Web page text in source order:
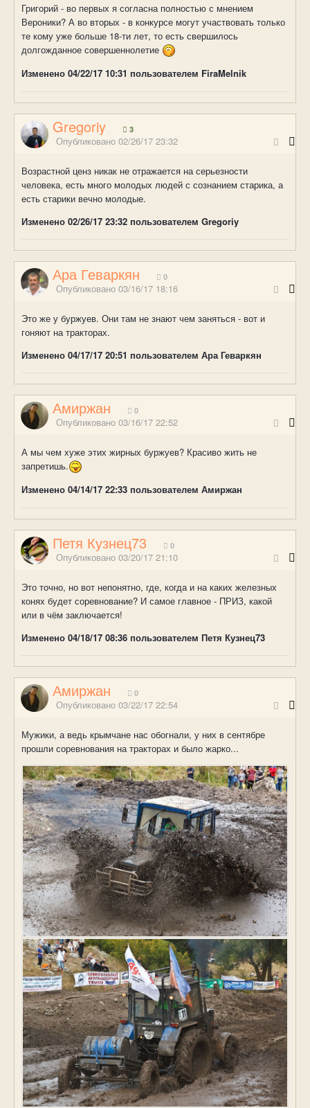
Григорий - во первых я согласна полностью с мнением
Вероники? А во вторых - в конкурсе могут участвовать только
те кому уже больше 18-ти лет, то есть свершилось
долгожданное совершеннолетие
Изменено 04/22/17 10:31 пользователем FiraMelnik
Gregoriy 3
Опубликовано 02/26/17 23:32
Возрастной ценз никак не отражается на серьезности
человека, есть много молодых людей с сознанием старика, а
есть старики вечно молодые.
Изменено 02/26/17 23:32 пользователем Gregoriy
Ара Геваркян 0
Опубликовано 03/16/17 18:16
Это же у буржуев. Они там не знают чем заняться - вот и
гоняют на тракторах.
Изменено 04/17/17 20:51 пользователем Ара Геваркян
Амиржан 0
Опубликовано 03/16/17 22:52
А мы чем хуже этих жирных буржуев? Красиво жить не
запретишь.
Изменено 04/14/17 22:33 пользователем Амиржан
Петя Кузнец73 0
Опубликовано 03/20/17 21:10
Это точно, но вот непонятно, где, когда и на каких железных
конях будет соревнование? И самое главное - ПРИЗ, какой
или в чём заключается!
Изменено 04/18/17 08:36 пользователем Петя Кузнец73
Амиржан 0
Опубликовано 03/22/17 22:54
Мужики, а ведь крымчане нас обогнали, у них в сентябре
прошли соревнования на тракторах и было жарко...